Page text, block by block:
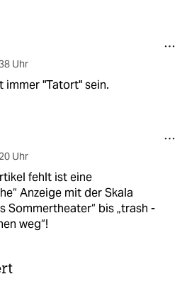
Uhr
immer "Tatort" sein.
Uhr
fehlt ist eine
Anzeige mit der Skala
Sommertheater“ bis „trash -
weg“!